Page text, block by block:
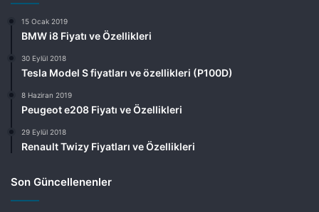
15 Ocak 2019
BMW i8 Fiyatı ve Özellikleri
30 Eylül 2018
Tesla Model S fiyatları ve özellikleri (P100D)
8 Haziran 2019
Peugeot e208 Fiyatı ve Özellikleri
29 Eylül 2018
Renault Twizy Fiyatları ve Özellikleri
Son Güncellenenler